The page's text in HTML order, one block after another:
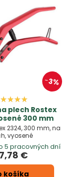
3%
plech Rostex
300 mm
2324, 300 mm, na
vyosené
5 pracovných dní
€
košíka